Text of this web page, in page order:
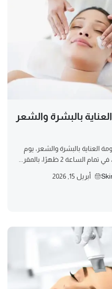
بالبشرة والشعر
العناية بالبشرة والشعر، يوم
أبريل 15, 2026